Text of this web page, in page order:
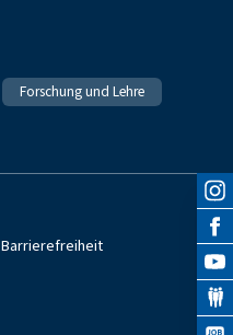
Forschung und Lehre
Barrierefreiheit